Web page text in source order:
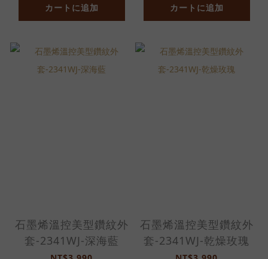
カートに追加 カートに追加
石墨烯溫控美型鑽紋外
套-2341WJ-深海藍
石墨烯溫控美型鑽紋外
套-2341WJ-乾燥玫瑰